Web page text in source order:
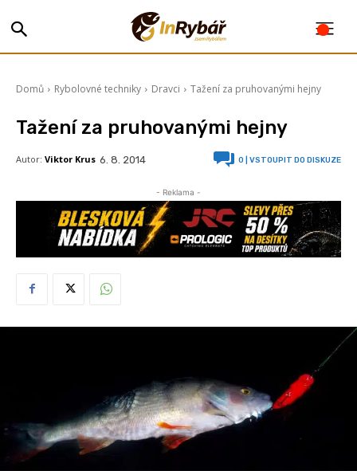
Domů Rybolovné techniky Dravci Tažení za pruhovanými hejny
Tažení za pruhovanými hejny
Autor: Viktor Krus 6. 8. 2014 0 | VSTOUPIT DO DISKUZE
- Reklama -